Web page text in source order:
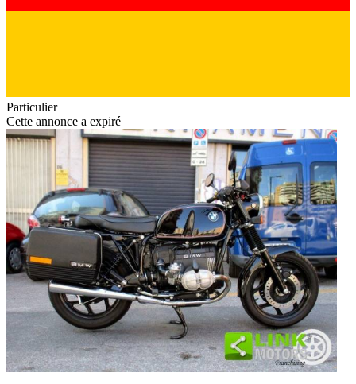
Particulier
Cette annonce a expiré